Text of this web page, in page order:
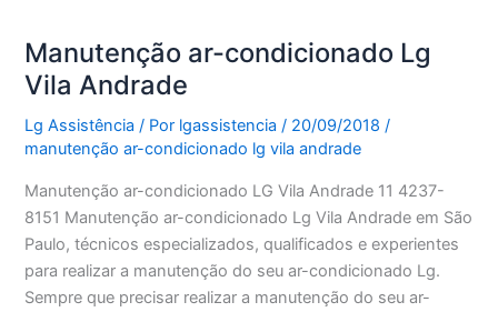
Manutenção ar-condicionado Lg
Vila Andrade
Lg Assistência / Por lgassistencia/ 20/09/2018 /
manutenção ar-condicionado lg vila andrade
Manutenção ar-condicionado LG Vila Andrade 11 4237-
8151 Manutenção ar-condicionado Lg Vila Andrade em São
Paulo, técnicos especializados, qualificados e experientes
para realizar a manutenção do seu ar-condicionado Lg.
Sempre que precisar realizar a manutenção do seu ar-